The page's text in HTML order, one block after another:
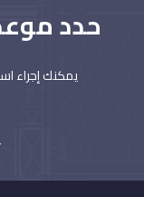
حدد
يمكنك إجراء